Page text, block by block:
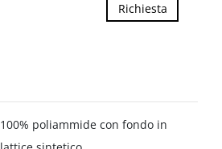
Richiesta
100% poliammide con fondo in